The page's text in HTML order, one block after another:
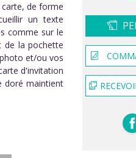
de forme
un texte
comme sur le
de la pochette
et/ou vos
d'invitation
doré maintient